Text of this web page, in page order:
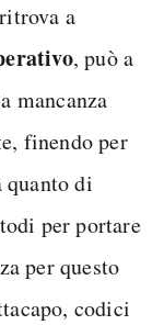
a
, può a
mancanza
finendo per
quanto di
per portare
per questo
codici